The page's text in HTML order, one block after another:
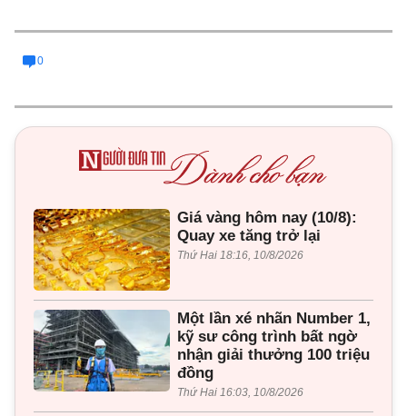
0
Giá vàng hôm nay (10/8):
Quay xe tăng trở lại
Thứ Hai 18:16, 10/8/2026
Một lần xé nhãn Number 1,
kỹ sư công trình bất ngờ
nhận giải thưởng 100 triệu
đồng
Thứ Hai 16:03, 10/8/2026